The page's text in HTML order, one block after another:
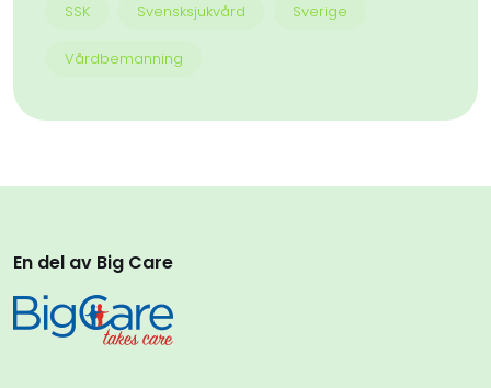
SSK Svensksjukvård Sverige
Vårdbemanning
En del av Big Care